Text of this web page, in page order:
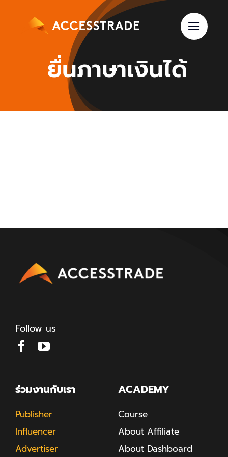
ยื่นภาษาเงินได้
Follow us
ร่วมงานกับเรา
Publisher
Influencer
Advertiser
ACADEMY
Course
About Affiliate
About Dashboard